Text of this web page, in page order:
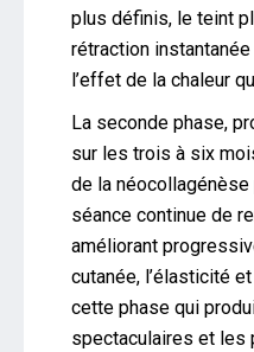
plus définis, le teint
rétraction
l’effet de la chaleur
La seconde phase,
sur les trois à six
de la
séance continue de
améliorant
cutanée, l’élasticité
cette phase qui
spectaculaires et les